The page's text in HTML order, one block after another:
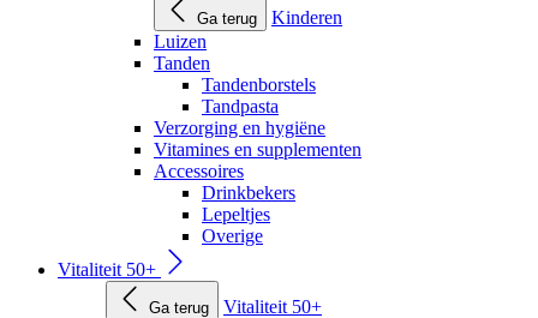
Ga terug
Kinderen
Luizen
Tanden
Tandenborstels
Tandpasta
Verzorging en hygiëne
Vitamines en supplementen
Accessoires
Drinkbekers
Lepeltjes
Overige
Vitaliteit 50+
Ga terug
Vitaliteit 50+